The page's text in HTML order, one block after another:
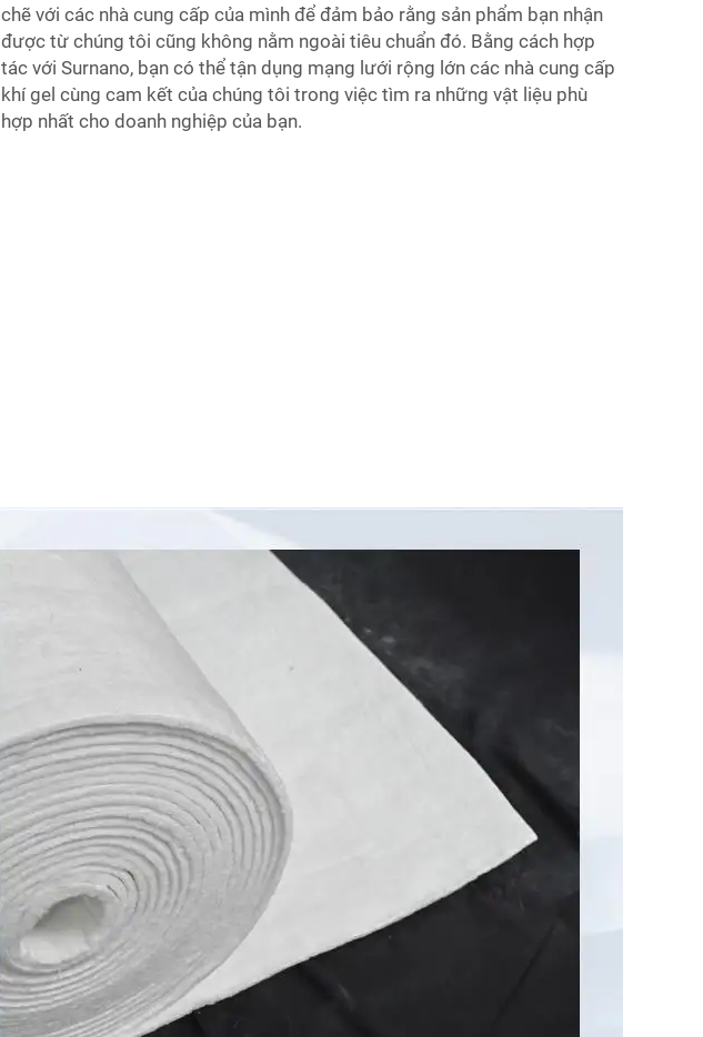
chẽ với các nhà cung cấp của mình để đảm bảo rằng sản phẩm bạn nhận
được từ chúng tôi cũng không nằm ngoài tiêu chuẩn đó. Bằng cách hợp
tác với Surnano, bạn có thể tận dụng mạng lưới rộng lớn các nhà cung cấp
khí gel cùng cam kết của chúng tôi trong việc tìm ra những vật liệu phù
hợp nhất cho doanh nghiệp của bạn.